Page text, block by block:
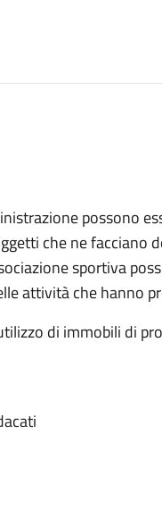
possono
che ne facciano
sportiva
attività che hanno
di immobili di